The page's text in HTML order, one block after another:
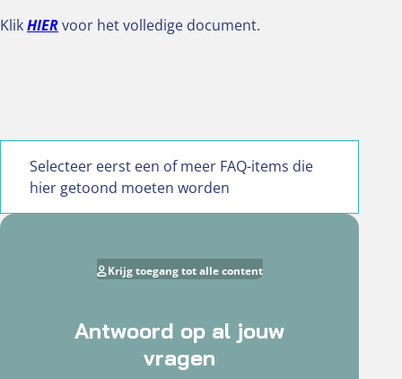
KlikHIERvoor het volledige document.
Selecteer eerst een of meer FAQ-items die
hier getoond moeten worden
Krijg toegang tot alle content
Antwoord op al jouw
vragen